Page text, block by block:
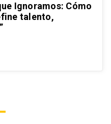
Ignoramos: Cómo
talento,